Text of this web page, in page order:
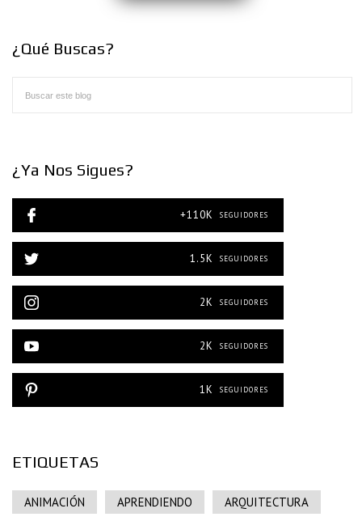
¿Qué Buscas?
¿Ya Nos Sigues?
+110K SEGUIDORES
1.5K SEGUIDORES
2K SEGUIDORES
2K SEGUIDORES
1K SEGUIDORES
ETIQUETAS
ANIMACIÓN APRENDIENDO ARQUITECTURA